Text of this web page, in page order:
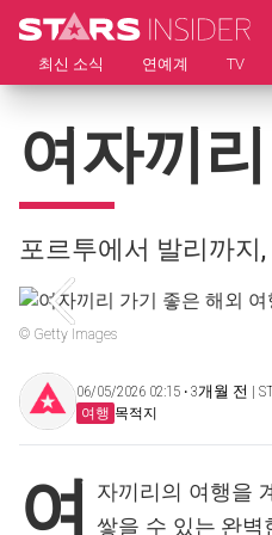
최신 소식 연예계 TV
여자끼
포르투에서 발리까지
© Getty Images
06/05/2026 02:15 ‧ 3개월 전 |
여행 목적지
여 자끼리의 여행을
쌓을 수 있는 완